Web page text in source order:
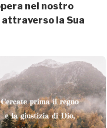
nel nostro
attraverso la Sua